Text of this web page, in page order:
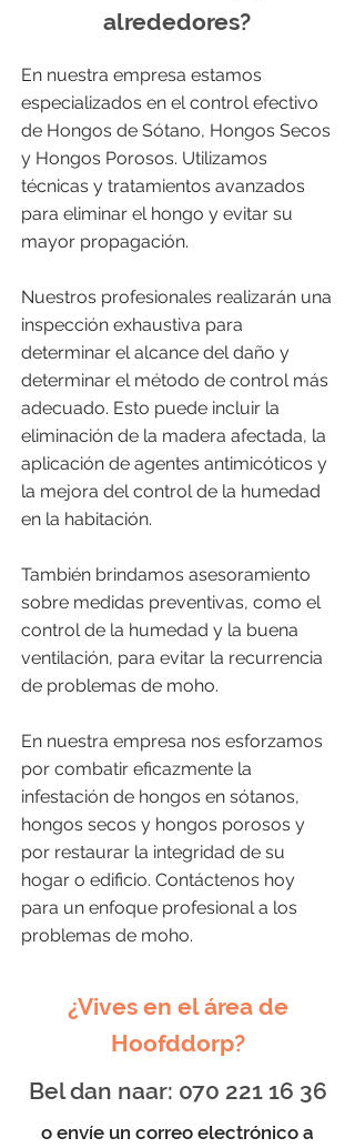
alrededores?
En nuestra empresa estamos
especializados en el control efectivo
de Hongos de Sótano, Hongos Secos
y Hongos Porosos. Utilizamos
técnicas y tratamientos avanzados
para eliminar el hongo y evitar su
mayor propagación.
Nuestros profesionales realizarán una
inspección exhaustiva para
determinar el alcance del daño y
determinar el método de control más
adecuado. Esto puede incluir la
eliminación de la madera afectada, la
aplicación de agentes antimicóticos y
la mejora del control de la humedad
en la habitación.
También brindamos asesoramiento
sobre medidas preventivas, como el
control de la humedad y la buena
ventilación, para evitar la recurrencia
de problemas de moho.
En nuestra empresa nos esforzamos
por combatir eficazmente la
infestación de hongos en sótanos,
hongos secos y hongos porosos y
por restaurar la integridad de su
hogar o edificio. Contáctenos hoy
para un enfoque profesional a los
problemas de moho.
¿Vives en el área de
Hoofddorp?
Bel dan naar: 070 221 16 36
o envíe un correo electrónico a